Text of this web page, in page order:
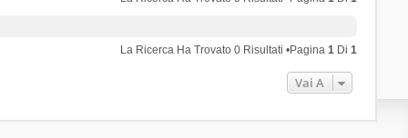
La Ricerca Ha Trovato 0 Risultati •Pagina1 Di1
Vai A